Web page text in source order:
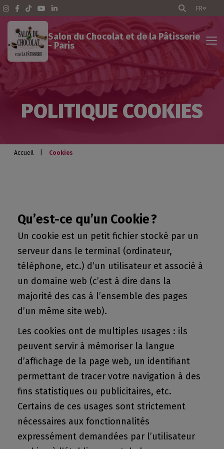
FR
Salon du Chocolat et de la Pâtisserie
- Paris
Salon du Chocolat - Paris
Le Salon du Chocolat dans le monde
POLITIQUE COOKIES
Accueil Cookies
Qu’est-ce qu’un Cookie ?
Un cookie est un petit fichier stocké par un
serveur dans le terminal (ordinateur,
téléphone, etc.) d’un utilisateur et associé à
un domaine web (c’est à dire dans la
majorité des cas à l’ensemble des pages
d’un même site web).
Les cookies ont de multiples usages : ils
peuvent servir à mémoriser la langue
d’affichage de la page web, un identifiant
permettant de tracer votre navigation à des
fins statistiques ou publicitaires, etc.
Certains de ces usages sont strictement
nécessaires aux fonctionnalités
expressément demandées par l’utilisateur